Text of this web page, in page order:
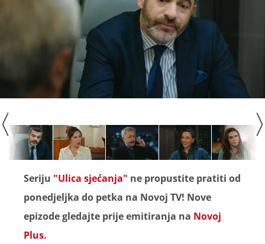
Seriju "Ulica sjećanja" ne propustite pratiti od
ponedjeljka do petka na Novoj TV! Nove
epizode gledajte prije emitiranja na Novoj
Plus.